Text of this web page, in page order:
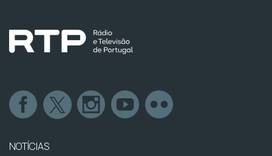
NOTÍCIAS